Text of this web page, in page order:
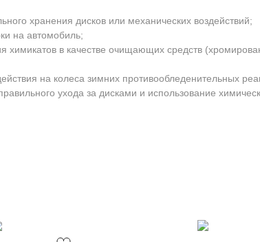
хранения дисков или механических воздействий;
на автомобиль;
химикатов в качестве очищающих средств
на колеса зимних противообледенительных
ухода за дисками и использование